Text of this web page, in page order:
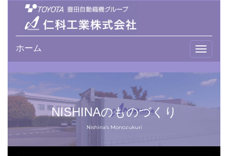
T
o
g
g
ホーム
NISHINAのものづくり
Nishina’s Monozukuri